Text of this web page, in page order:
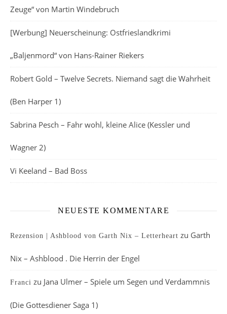
Zeuge“ von Martin Windebruch
[Werbung] Neuerscheinung: Ostfrieslandkrimi
„Baljenmord“ von Hans-Rainer Riekers
Robert Gold – Twelve Secrets. Niemand sagt die Wahrheit
(Ben Harper 1)
Sabrina Pesch – Fahr wohl, kleine Alice (Kessler und
Wagner 2)
Vi Keeland – Bad Boss
NEUESTE KOMMENTARE
Rezension | Ashblood von Garth Nix – Letterheart zu Garth
Nix – Ashblood . Die Herrin der Engel
Franci zu Jana Ulmer – Spiele um Segen und Verdammnis
(Die Gottesdiener Saga 1)